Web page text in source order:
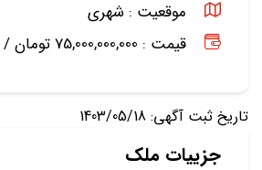
موقعیت : شهری
قیمت : 75,000,000,000 تومان /
تاریخ ثبت آگهی: 1403/05/18
جزییات ملک